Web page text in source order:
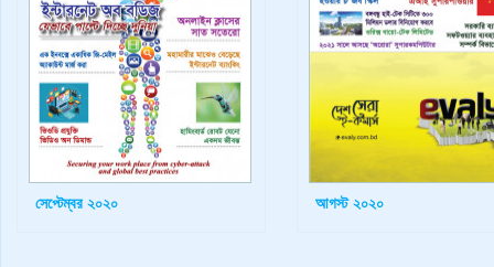
সেপ্টেম্বর ২০২০ আগস্ট ২০২০